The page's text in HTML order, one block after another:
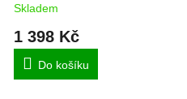
Skladem
1 398 Kč
Do košíku